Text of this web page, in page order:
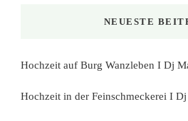
NEUESTE
Hochzeit auf Burg Wanzleben I Dj
Hochzeit in der Feinschmeckerei I